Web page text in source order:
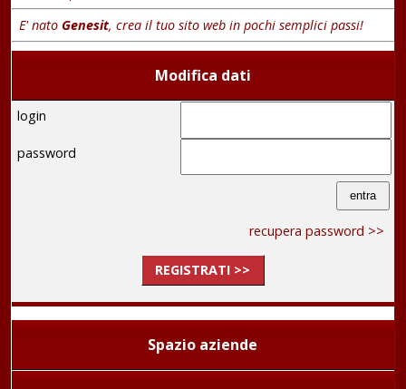
E' nato Genesit, crea il tuo sito web in pochi semplici passi!
Modifica dati
login
password
recupera password >>
REGISTRATI >>
Spazio aziende